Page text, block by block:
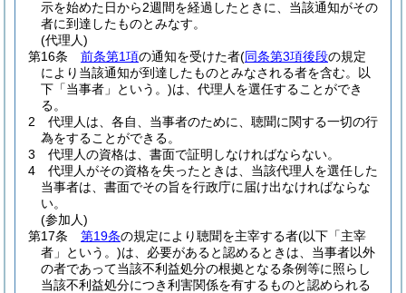
示を始めた日から2週間を経過したときに、当該通知がその
者に到達したものとみなす。
(代理人)
第16条
前条第1項の通知を受けた者(同条第3項後段の規定
により当該通知が到達したものとみなされる者を含む。以
下「当事者」という。)は、代理人を選任することができ
る。
2
代理人は、各自、当事者のために、聴聞に関する一切の行
為をすることができる。
3
代理人の資格は、書面で証明しなければならない。
4
代理人がその資格を失ったときは、当該代理人を選任した
当事者は、書面でその旨を行政庁に届け出なければならな
い。
(参加人)
第17条
第19条の規定により聴聞を主宰する者(以下「主宰
者」という。)は、必要があると認めるときは、当事者以外
の者であって当該不利益処分の根拠となる条例等に照らし
当該不利益処分につき利害関係を有するものと認められる